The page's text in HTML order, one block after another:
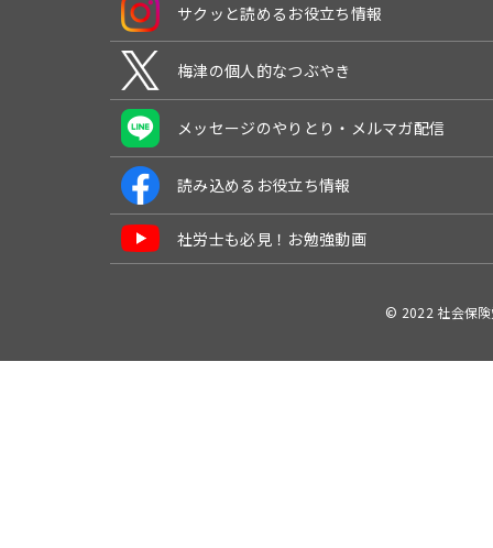
サクッと読めるお役立ち情報
梅津の個人的なつぶやき
メッセージのやりとり・メルマガ配信
読み込めるお役立ち情報
社労士も必見！お勉強動画
© 2022 社会保